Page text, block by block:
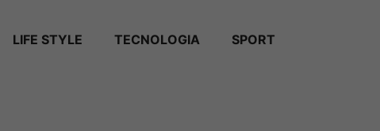
LIFE STYLE TECNOLOGIA SPORT